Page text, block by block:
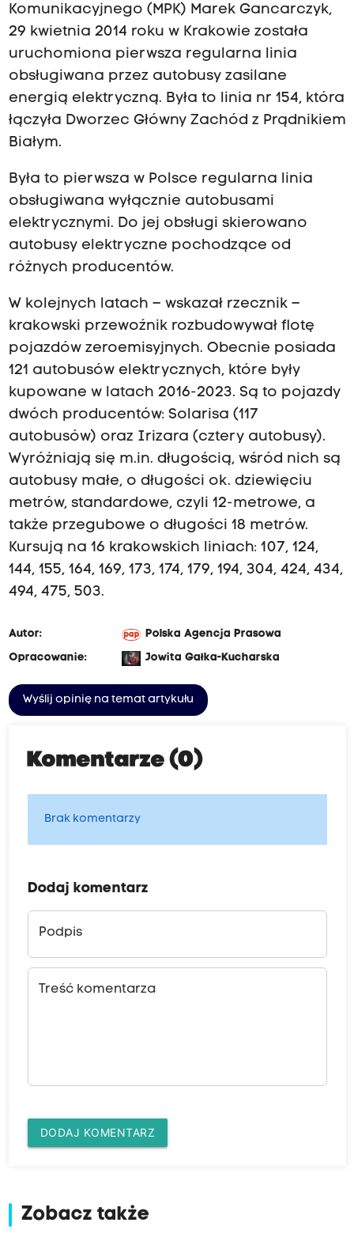
Komunikacyjnego (MPK) Marek Gancarczyk,
29 kwietnia 2014 roku w Krakowie została
uruchomiona pierwsza regularna linia
obsługiwana przez autobusy zasilane
energią elektryczną. Była to linia nr 154, która
łączyła Dworzec Główny Zachód z Prądnikiem
Białym.
Była to pierwsza w Polsce regularna linia
obsługiwana wyłącznie autobusami
elektrycznymi. Do jej obsługi skierowano
autobusy elektryczne pochodzące od
różnych producentów.
W kolejnych latach – wskazał rzecznik –
krakowski przewoźnik rozbudowywał flotę
pojazdów zeroemisyjnych. Obecnie posiada
121 autobusów elektrycznych, które były
kupowane w latach 2016-2023. Są to pojazdy
dwóch producentów: Solarisa (117
autobusów) oraz Irizara (cztery autobusy).
Wyróżniają się m.in. długością, wśród nich są
autobusy małe, o długości ok. dziewięciu
metrów, standardowe, czyli 12-metrowe, a
także przegubowe o długości 18 metrów.
Kursują na 16 krakowskich liniach: 107, 124,
144, 155, 164, 169, 173, 174, 179, 194, 304, 424, 434,
494, 475, 503.
Autor:
Polska Agencja Prasowa
Opracowanie:
Jowita Gałka-Kucharska
Wyślij opinię na temat artykułu
Komentarze (0)
Brak komentarzy
Dodaj komentarz
Podpis
Treść komentarza
DODAJ KOMENTARZ
Zobacz także